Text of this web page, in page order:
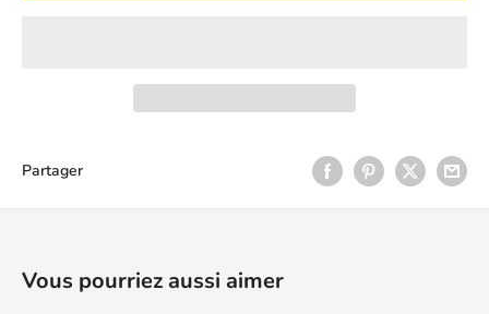
Partager
Vous pourriez aussi aimer